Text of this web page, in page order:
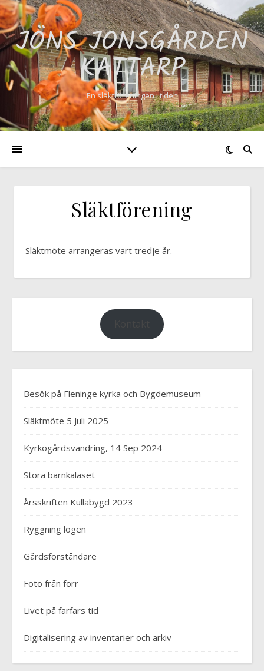
JÖNS JONSGÅRDEN
KATTARP
En släktföreningen i tiden
Släktförening
Släktmöte arrangeras vart tredje år.
Besök på Fleninge kyrka och Bygdemuseum
Släktmöte 5 Juli 2025
Kyrkogårdsvandring, 14 Sep 2024
Stora barnkalaset
Årsskriften Kullabygd 2023
Ryggning logen
Gårdsförståndare
Foto från förr
Livet på farfars tid
Digitalisering av inventarier och arkiv